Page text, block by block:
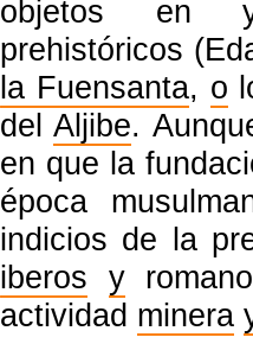
objetos en
prehistóricos
la Fuensanta, o
delAljibe.
en que la
época
indicios de la
iberos
y
actividad minera